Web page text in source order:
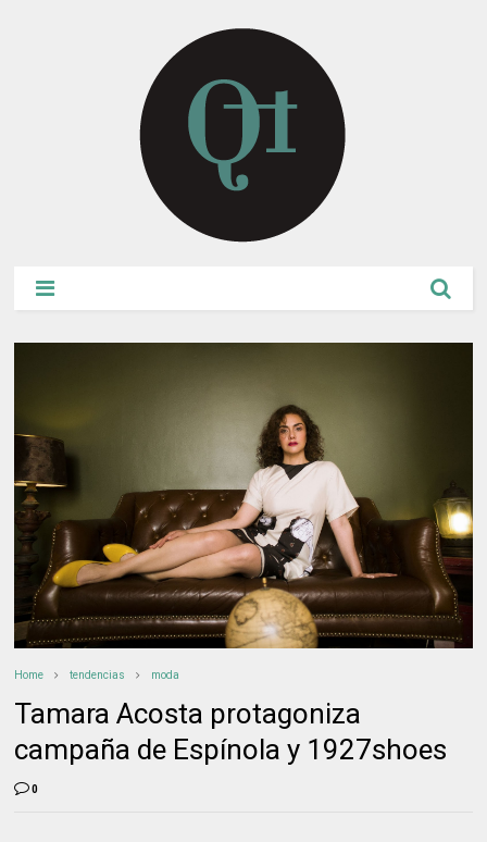
Home tendencias moda
Tamara Acosta protagoniza
campaña de Espínola y 1927shoes
0